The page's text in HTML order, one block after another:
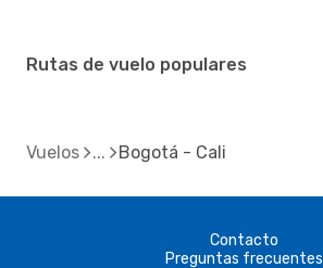
Rutas de vuelo populares
Vuelos Bogotá - Cali
Contacto
Preguntas frecuentes